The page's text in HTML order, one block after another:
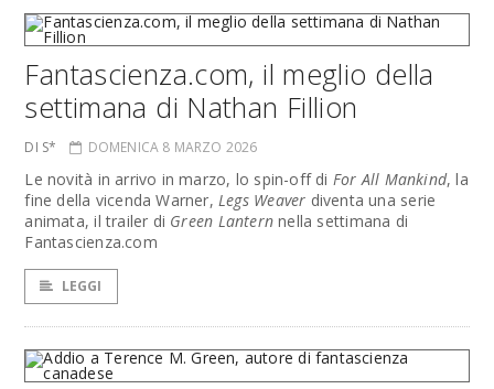
Fantascienza.com, il meglio della
settimana di Nathan Fillion
DI S* DOMENICA 8 MARZO 2026
Le novità in arrivo in marzo, lo spin-off di For All Mankind, la
fine della vicenda Warner,Legs Weaver diventa una serie
animata, il trailer di Green Lanternnella settimana di
Fantascienza.com
LEGGI